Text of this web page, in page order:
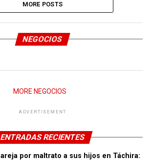
MORE POSTS
NEGOCIOS
MORE NEGOCIOS
ADVERTISEMENT
ENTRADAS RECIENTES
por maltrato a sus hijos en Táchira: